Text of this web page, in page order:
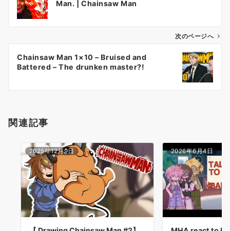
ン
Man. | Chainsaw Man
次のページへ
Chainsaw Man 1×10 – Bruised and
Battered – The drunken master?!
関連記事
2025年12月9日 2026年6月4日